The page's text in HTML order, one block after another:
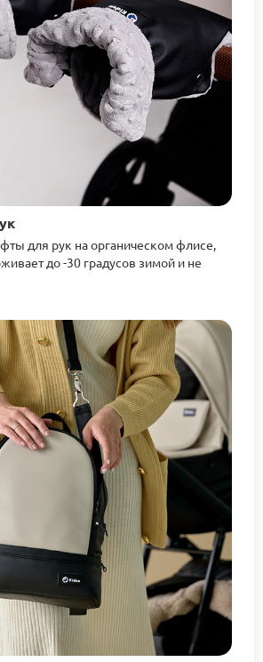
для рук на органическом флисе,
до -30 градусов зимой и не